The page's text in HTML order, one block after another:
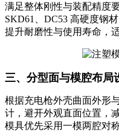
满足整体刚性与装配精度
SKD61、DC53 高硬度钢
提升耐磨性与使用寿命，
三、分型面与模腔布局
根据充电枪外壳曲面外形
计，避开外观直面位置，
模具优先采用一模两腔对